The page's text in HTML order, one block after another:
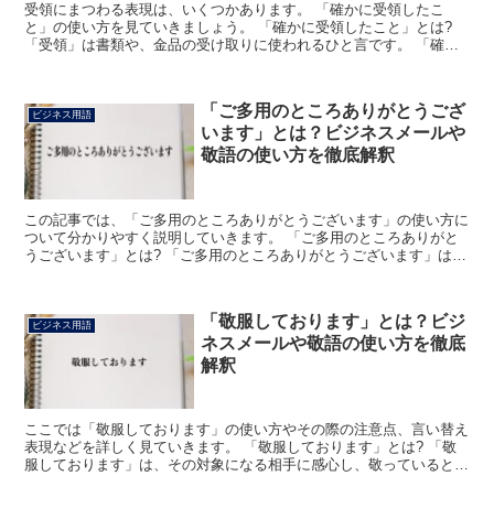
受領にまつわる表現は、いくつかあります。 「確かに受領したこ
と」の使い方を見ていきましょう。 「確かに受領したこと」とは?
「受領」は書類や、金品の受け取りに使われるひと言です。 「確か
ビジネス用語
「ご多用のところありがとうござ
います」とは？ビジネスメールや
敬語の使い方を徹底解釈
この記事では、「ご多用のところありがとうございます」の使い方に
ついて分かりやすく説明していきます。 「ご多用のところありがと
うございます」とは? 「ご多用のところありがとうございます」は、
ビジネス用語
「敬服しております」とは？ビジ
ネスメールや敬語の使い方を徹底
解釈
ここでは「敬服しております」の使い方やその際の注意点、言い替え
表現などを詳しく見ていきます。 「敬服しております」とは? 「敬
服しております」は、その対象になる相手に感心し、敬っているとい